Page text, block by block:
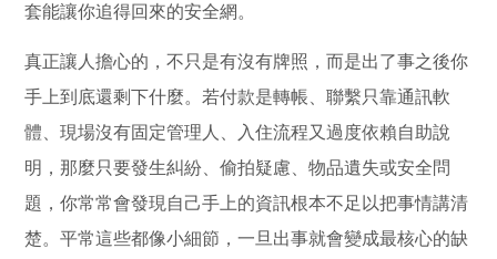
套能讓你追得回來的安全網。
真正讓人擔心的，不只是有沒有牌照，而是出了事之後你
手上到底還剩下什麼。若付款是轉帳、聯繫只靠通訊軟
體、現場沒有固定管理人、入住流程又過度依賴自助說
明，那麼只要發生糾紛、偷拍疑慮、物品遺失或安全問
題，你常常會發現自己手上的資訊根本不足以把事情講清
楚。平常這些都像小細節，一旦出事就會變成最核心的缺